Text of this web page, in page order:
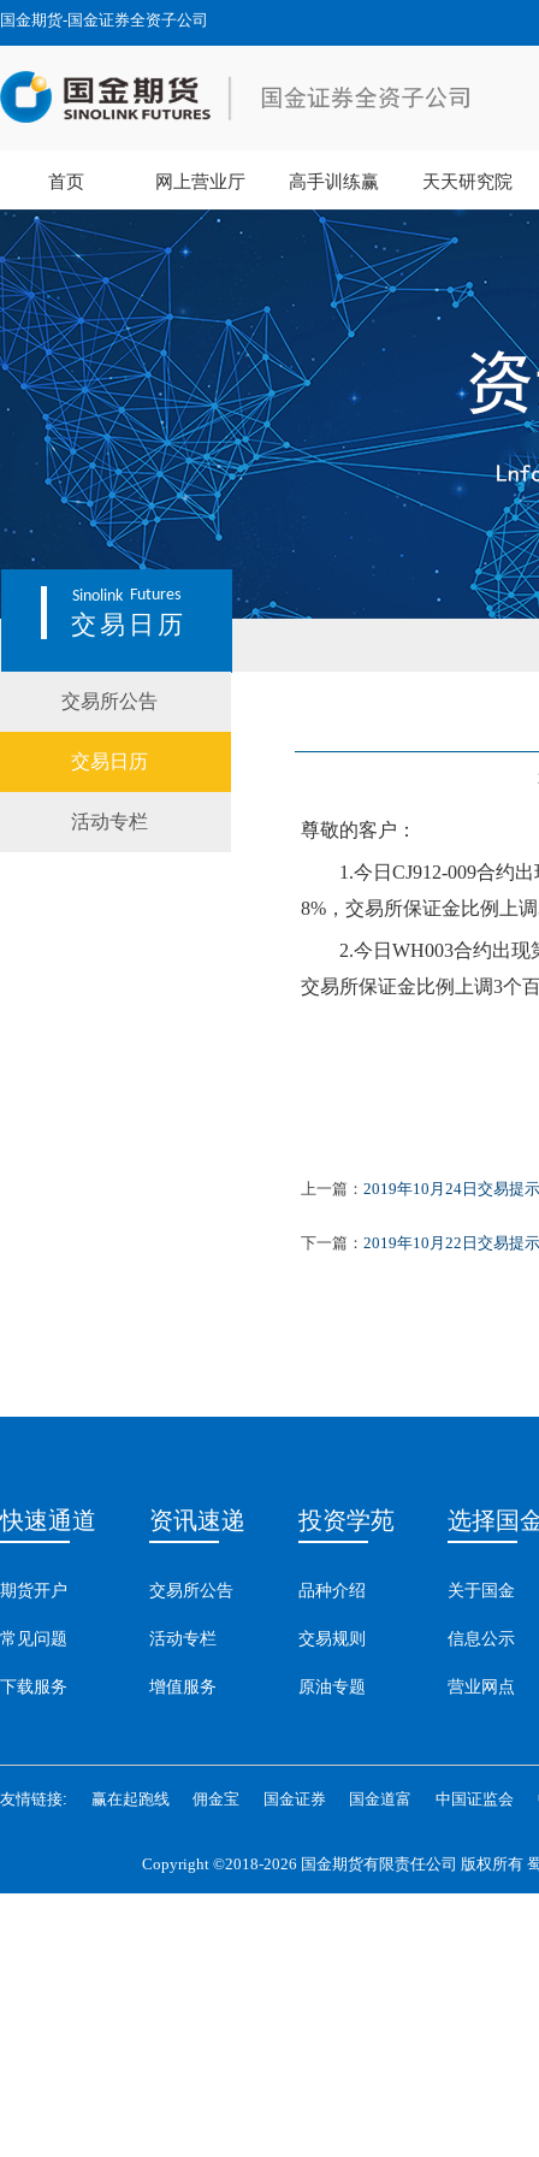
国金期货-国金证券全资子公司
首页 网上营业厅 高手训练赢 天天研究院
Sinolink Futures
交易日历
交易所公告
交易日历
活动专栏 尊敬的客户：
1.今日 CJ912-009合约出
8%，交易所保证金比例 上调
2.今日 WH003合约出现
交易所保证金比例
上调3个
上一篇： 2019年10月24日交易提示
下一篇： 2019年10月22日交易提示
快速通道
期货开户
常见问题
下载服务
资讯速递
交易所公告
活动专栏
增值服务
投资学苑
品种介绍
交易规则
原油专题
选择国
关于国金
信息公示
营业网点
友情链接: 赢在起跑线 佣金宝 国金证券 国金道富 中国证监会
Copyright ©2018-2026 国金期货有限责任公司 版权所有